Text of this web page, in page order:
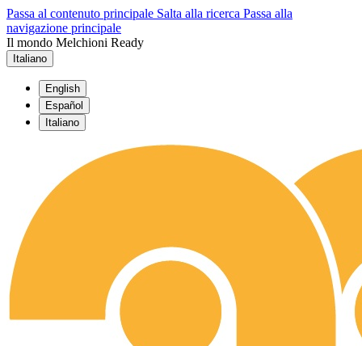
Passa al contenuto principale Salta alla ricerca Passa alla
navigazione principale
Il mondo Melchioni Ready
Italiano
English
Español
Italiano